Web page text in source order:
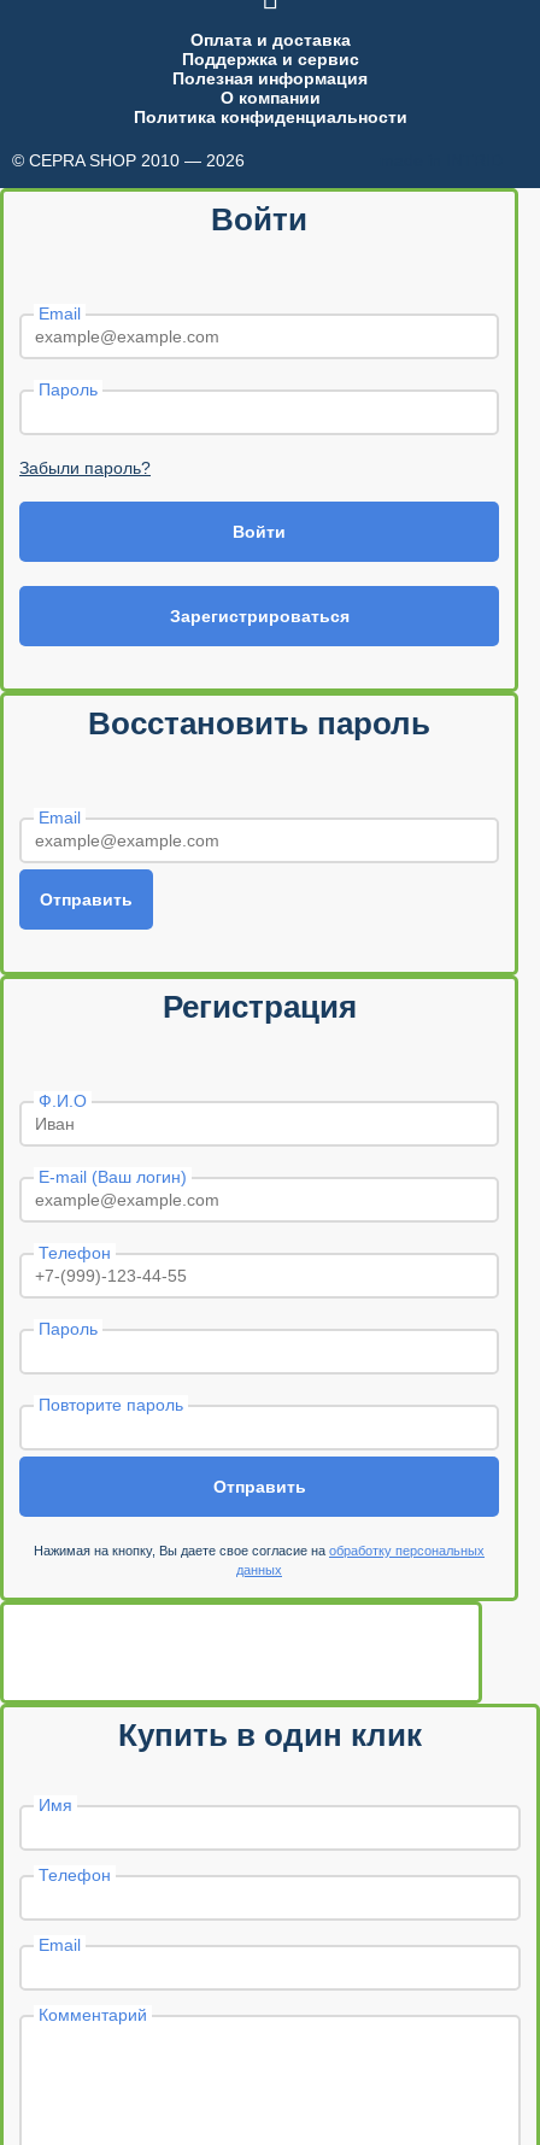
Оплата и доставка
Поддержка и сервис
Полезная информация
О компании
Политика конфиденциальности
© CEPRA SHOP 2010 — 2026
Войти
Email
Пароль
Забыли пароль?
Войти
Зарегистрироваться
Восстановить пароль
Email
Отправить
Регистрация
Ф.И.О
E-mail (Ваш логин)
Телефон
Пароль
Повторите пароль
Отправить
Нажимая на кнопку, Вы даете свое согласие на обработку персональных
данных
Купить в один клик
Имя
Телефон
Email
Комментарий